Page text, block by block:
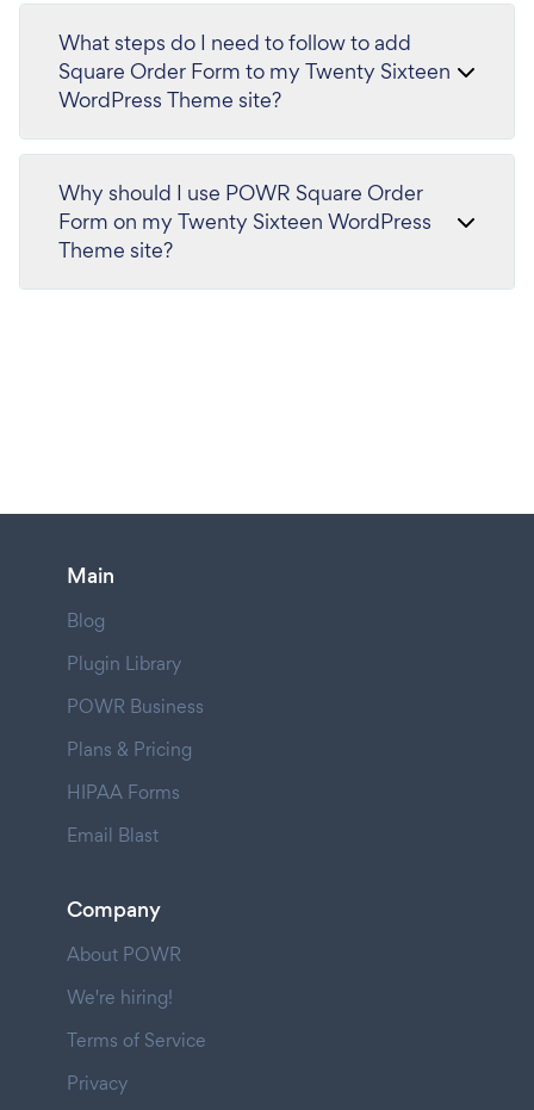
What steps do I need to follow to add
Square Order Form to my Twenty Sixteen
WordPress Theme site?
Why should I use POWR Square Order
Form on my Twenty Sixteen WordPress
Theme site?
Main
Blog
Plugin Library
POWR Business
Plans & Pricing
HIPAA Forms
Email Blast
Company
About POWR
We're hiring!
Terms of Service
Privacy